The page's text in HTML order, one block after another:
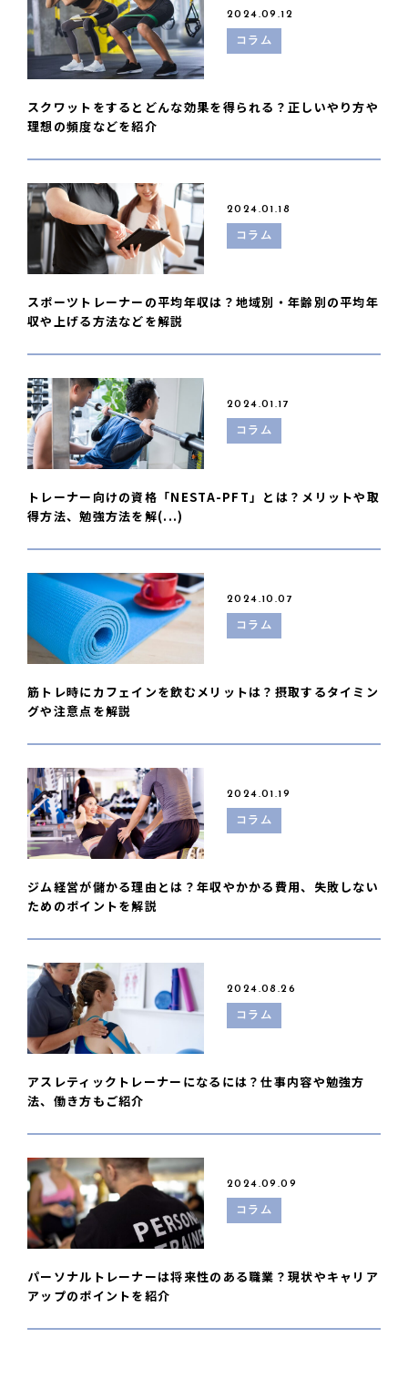
2024.09.12
コラム
スクワットをするとどんな効果を得られる？正しいやり方や
理想の頻度などを紹介
2024.01.18
コラム
スポーツトレーナーの平均年収は？地域別・年齢別の平均年
収や上げる方法などを解説
2024.01.17
コラム
トレーナー向けの資格「NESTA-PFT」とは？メリットや取
得方法、勉強方法を解(...)
2024.10.07
コラム
筋トレ時にカフェインを飲むメリットは？摂取するタイミン
グや注意点を解説
2024.01.19
コラム
ジム経営が儲かる理由とは？年収やかかる費用、失敗しない
ためのポイントを解説
2024.08.26
コラム
アスレティックトレーナーになるには？仕事内容や勉強方
法、働き方もご紹介
2024.09.09
コラム
パーソナルトレーナーは将来性のある職業？現状やキャリア
アップのポイントを紹介